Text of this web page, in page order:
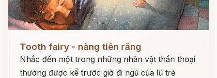
Tooth fairy - nàng tiên răng
Nhắc đến một trong những nhân vật thần thoại
thường được kể trước giờ đi ngủ của lũ trẻ